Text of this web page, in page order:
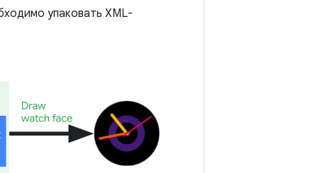
упаковать XML-